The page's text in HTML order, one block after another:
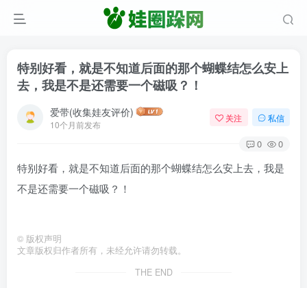
特别好看，就是不知道后面的那个蝴蝶结怎么安上
去，我是不是还需要一个磁吸？！
爱带(收集娃友评价)
10个月前发布
关注 私信
0 0
特别好看，就是不知道后面的那个蝴蝶结怎么安上去，我是
不是还需要一个磁吸？！
© 版权声明
文章版权归作者所有，未经允许请勿转载。
THE END